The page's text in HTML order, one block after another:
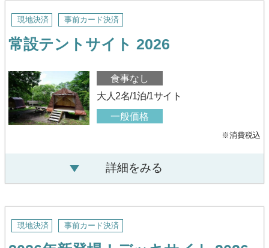
現地決済 事前カード決済
常設テントサイト 2026
食事なし
大人2名/1泊/1サイト
一般価格
※消費税込
詳細をみる
現地決済 事前カード決済